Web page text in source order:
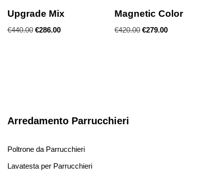
Upgrade Mix
€440.00 €286.00
Magnetic Color
€420.00 €279.00
Arredamento Parrucchieri
Poltrone da Parrucchieri
Lavatesta per Parrucchieri